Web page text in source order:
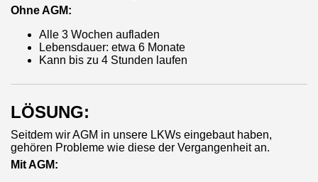
Ohne AGM:
Alle 3 Wochen aufladen
Lebensdauer: etwa 6 Monate
Kann bis zu 4 Stunden laufen
LÖSUNG:
Seitdem wir AGM in unsere LKWs eingebaut haben,
gehören Probleme wie diese der Vergangenheit an.
Mit AGM: